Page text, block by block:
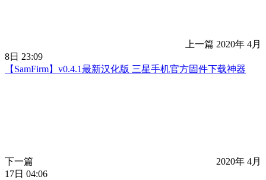
上一篇 2020年 4月
8日 23:09
【SamFirm】v0.4.1最新汉化版 三星手机官方固件下载神器
下一篇
2020年 4月
17日 04:06